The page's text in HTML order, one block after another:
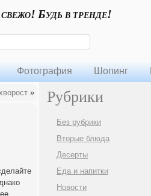
Будь в тренде!
Фотография Шопинг
» Рубрики
Без рубрики
Вторые блюда
Десерты
Еда и напитки
Новости